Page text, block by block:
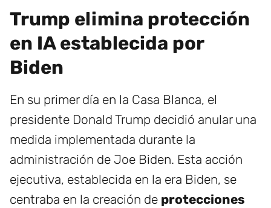
Trump elimina protección
en IA establecida por
Biden
En su primer día en la Casa Blanca, el
presidente Donald Trump decidió anular una
medida implementada durante la
administración de Joe Biden. Esta acción
ejecutiva, establecida en la era Biden, se
centraba en la creación de protecciones